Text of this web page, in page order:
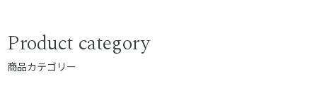
Product category
商品カテゴリー